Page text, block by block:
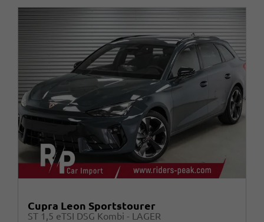
Cupra Leon Sportstourer
ST 1,5 eTSI DSG Kombi - LAGER